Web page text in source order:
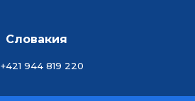
Словакия
+421 944 819 220